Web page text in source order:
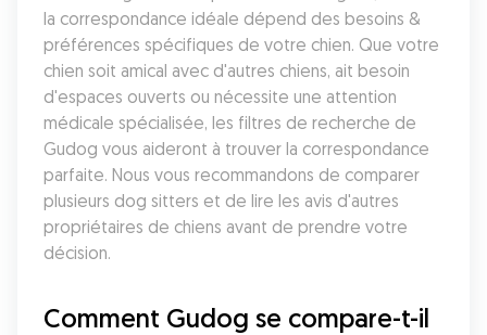
la correspondance idéale dépend des besoins &
préférences spécifiques de votre chien. Que votre
chien soit amical avec d'autres chiens, ait besoin
d'espaces ouverts ou nécessite une attention
médicale spécialisée, les filtres de recherche de
Gudog vous aideront à trouver la correspondance
parfaite. Nous vous recommandons de comparer
plusieurs dog sitters et de lire les avis d'autres
propriétaires de chiens avant de prendre votre
décision.
Comment Gudog se compare-t-il